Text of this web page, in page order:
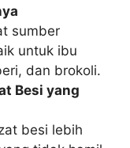
sumber
untuk ibu
dan brokoli.
Besi yang
besi lebih